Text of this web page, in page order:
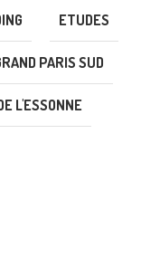
ETUDES
PARIS SUD
L'ESSONNE